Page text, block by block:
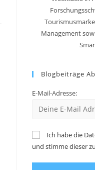
Management
Blogbeiträge
E-Mail-Adresse:
Ich habe die
und stimme dieser